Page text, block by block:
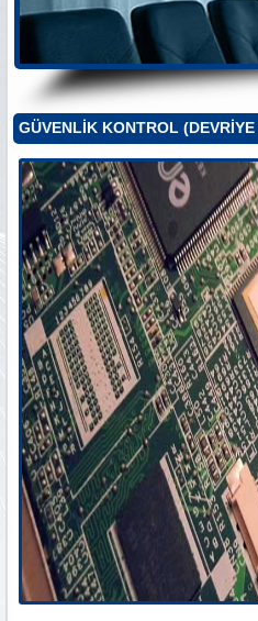
GÜVENLİK KONTROL